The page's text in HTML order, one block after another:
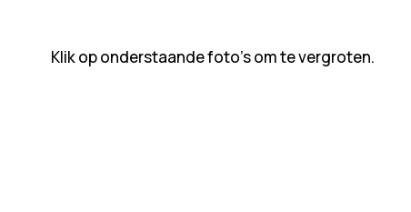
Klik op onderstaande foto's om te vergroten.